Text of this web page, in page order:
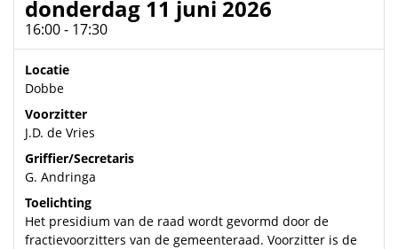
donderdag 11 juni 2026
16:00 - 17:30
Locatie
Dobbe
Voorzitter
J.D. de Vries
Griffier/Secretaris
G. Andringa
Toelichting
Het presidium van de raad wordt gevormd door de
fractievoorzitters van de gemeenteraad. Voorzitter is de